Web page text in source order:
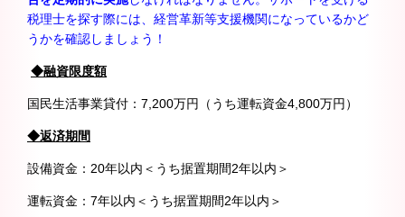
税理士を探す際には、経営革新等支援機関になっているかど
うかを確認しましょう！
◆融資限度額
国民生活事業貸付：7,200万円（うち運転資金4,800万円）
◆返済期間
設備資金：20年以内＜うち据置期間2年以内＞
運転資金：7年以内＜うち据置期間2年以内＞